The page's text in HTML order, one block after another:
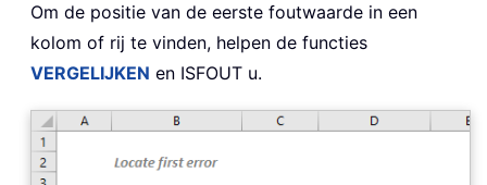
Om de positie van de eerste foutwaarde in een
kolom of rij te vinden, helpen de functies
VERGELIJKEN en ISFOUT u.